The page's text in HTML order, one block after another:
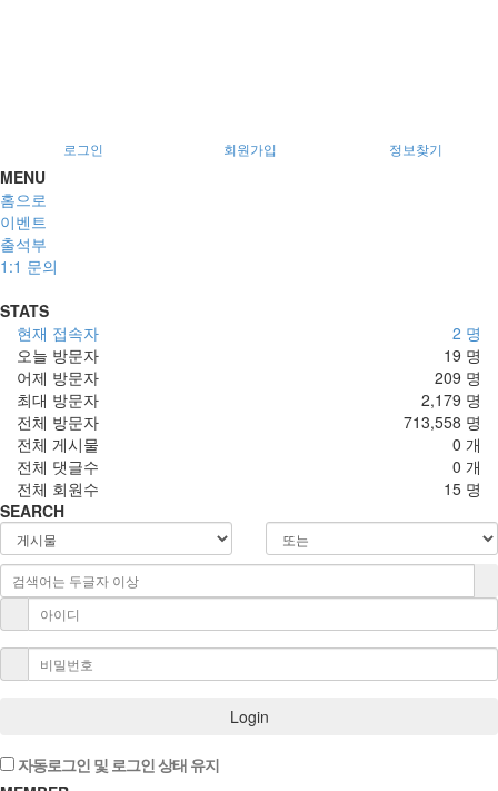
로그인 회원가입 정보찾기
MENU
홈으로
이벤트
출석부
1:1 문의
STATS
2 명
현재 접속자
19 명
오늘 방문자
209 명
어제 방문자
2,179 명
최대 방문자
713,558 명
전체 방문자
0 개
전체 게시물
0 개
전체 댓글수
15 명
전체 회원수
SEARCH
Login
자동로그인 및 로그인 상태 유지